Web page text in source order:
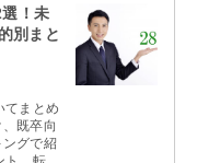
！未
別まと
てまとめ
既卒向
グで紹